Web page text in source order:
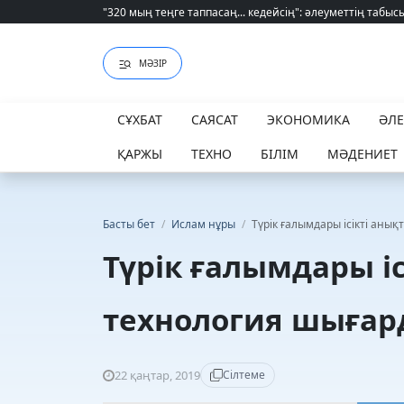
"320 мың теңге таппасаң... кедейсің": әлеуметтің табысы
"320 мың теңге таппасаң... кедейсің": әлеуметтің табысы
МӘЗІР
СҰХБАТ САЯСАТ ЭКОНОМИКА
ҚАРЖЫ
ТЕХНО БІЛІМ МӘДЕНИЕТ
Басты бет / Ислам нұры / Түрік ғалымдары ісікті
Түрік ғалымдары
технология
22 қаңтар, 2019 Сілтеме